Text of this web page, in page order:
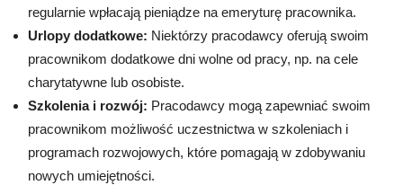
regularnie wpłacają pieniądze na emeryturę pracownika.
Urlopy dodatkowe: Niektórzy pracodawcy oferują swoim
pracownikom dodatkowe dni wolne od pracy, np. na cele
charytatywne lub osobiste.
Szkolenia i rozwój: Pracodawcy mogą zapewniać swoim
pracownikom możliwość uczestnictwa w szkoleniach i
programach rozwojowych, które pomagają w zdobywaniu
nowych umiejętności.